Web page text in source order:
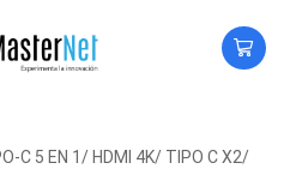
C 5 EN 1/ HDMI 4K/ TIPO C X2/